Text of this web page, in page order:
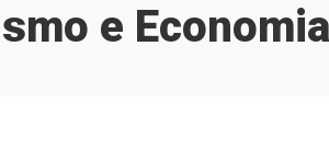
e Economia